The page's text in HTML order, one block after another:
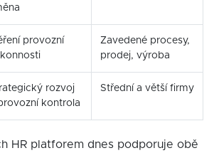
provozní
Zavedené procesy,
prodej, výroba
rozvoj
kontrola
Střední a větší firmy
HR platforem dnes podporuje obě